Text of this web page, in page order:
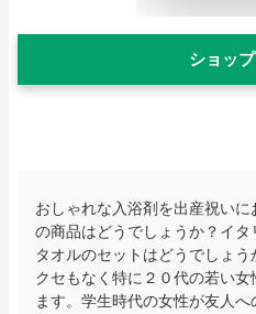
ショッ
おしゃれな入浴剤を出産祝い
の商品はどうでしょうか？イ
タオルのセットはどうでしょ
クセもなく特に２０代の若い
ます。学生時代の女性が友人